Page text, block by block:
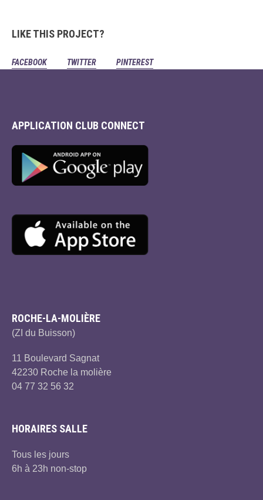
LIKE THIS PROJECT?
FACEBOOK TWITTER PINTEREST
APPLICATION CLUB CONNECT
ROCHE-LA-MOLIÈRE
(ZI du Buisson)
11 Boulevard Sagnat
42230 Roche la molière
04 77 32 56 32
HORAIRES SALLE
Tous les jours
6h à 23h non-stop